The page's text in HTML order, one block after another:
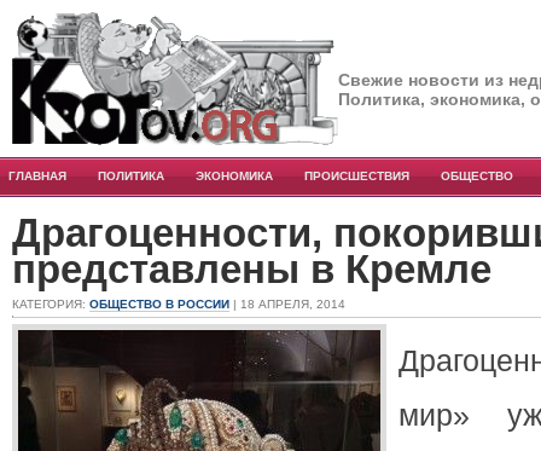
Свежие новости из
Политика, экономика,
ГЛАВНАЯ ПОЛИТИКА ЭКОНОМИКА ПРОИСШЕСТВИЯ ОБЩЕСТВО
Драгоценности,
представлены в Кремле
КАТЕГОРИЯ: ОБЩЕСТВО В РОССИИ | 18 АПРЕЛЯ, 2014
мир»